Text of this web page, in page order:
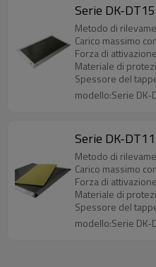
Serie DK-
Metodo di
Carico massimo
Forza di
Materiale di
Spessore del
modello:Serie DK-
Serie DK-
Metodo di
Carico massimo
Forza di
Materiale di
Spessore del
modello:Serie DK-